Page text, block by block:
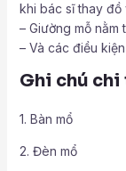
khi bác sĩ thay đồ
– Giường mỗ
– Và các điều
Ghi chú chi
1. Bàn mổ
2. Đèn mổ